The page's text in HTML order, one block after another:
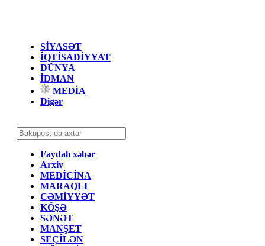
SİYASƏT
İQTİSADİYYAT
DÜNYA
İDMAN
MEDİA
Digər
Faydalı xəbər
Arxiv
MEDİCİNA
MARAQLI
CƏMİYYƏT
KÖŞƏ
SƏNƏT
MANŞET
SEÇİLƏN